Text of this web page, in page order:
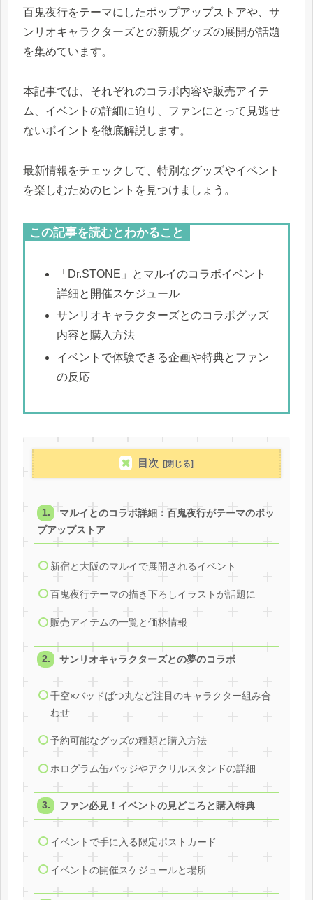
百鬼夜行をテーマにしたポップアップストアや、サ
ンリオキャラクターズとの新規グッズの展開が話題
を集めています。
本記事では、それぞれのコラボ内容や販売アイテ
ム、イベントの詳細に迫り、ファンにとって見逃せ
ないポイントを徹底解説します。
最新情報をチェックして、特別なグッズやイベント
を楽しむためのヒントを見つけましょう。
この記事を読むとわかること
「Dr.STONE」とマルイのコラボイベント
詳細と開催スケジュール
サンリオキャラクターズとのコラボグッズ
内容と購入方法
イベントで体験できる企画や特典とファン
の反応
目次
マルイとのコラボ詳細：百鬼夜行がテーマのポッ
プアップストア
新宿と大阪のマルイで展開されるイベント
百鬼夜行テーマの描き下ろしイラストが話題に
販売アイテムの一覧と価格情報
サンリオキャラクターズとの夢のコラボ
千空×バッドばつ丸など注目のキャラクター組み合
わせ
予約可能なグッズの種類と購入方法
ホログラム缶バッジやアクリルスタンドの詳細
ファン必見！イベントの見どころと購入特典
イベントで手に入る限定ポストカード
イベントの開催スケジュールと場所